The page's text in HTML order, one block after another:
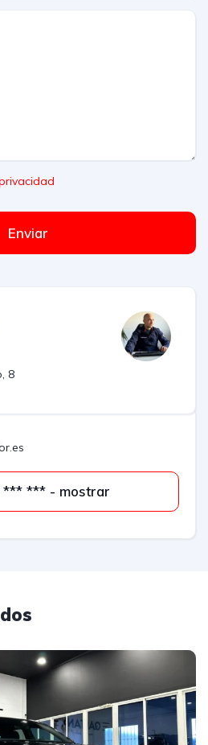
Enviar
8
346 *** *** - mostrar